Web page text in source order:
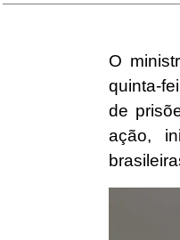
O
quinta-
de
ação,